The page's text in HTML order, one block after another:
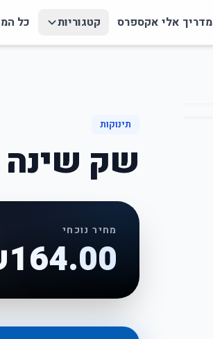
מדריך אלי אקספרס קטגוריות כל
תינוקות
שק שינה
מחיר נוכחי
164.00